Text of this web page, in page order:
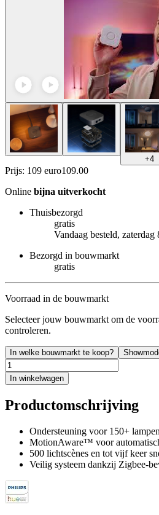
+4
Prijs: 109 euro109.00
Online bijna uitverkocht
Thuisbezorgd
gratis
Vandaag besteld, zaterdag
Bezorgd in bouwmarkt
gratis
Voorraad in de bouwmarkt
Selecteer jouw bouwmarkt om de
controleren.
In welke bouwmarkt te koop?
In winkelwagen
Productomschrijving
Ondersteuning voor 150+
MotionAware™ voor
500 lichtscènes en tot vijf keer
Veilig systeem dankzij Zigbee-